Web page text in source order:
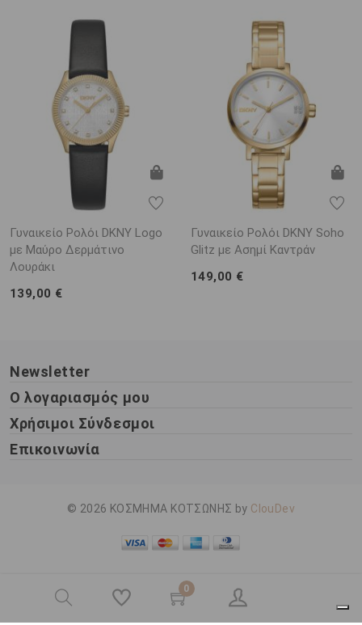
0
Γυναικείο Ρολόι DKNY Logo
με Μαύρο Δερμάτινο
Λουράκι
139,00 €
Γυναικείο Ρολόι DKNY Soho
Glitz με Ασημί Καντράν
149,00 €
Newsletter
Ο λογαριασμός μου
Χρήσιμοι Σύνδεσμοι
Επικοινωνία
© 2026 ΚΟΣΜΗΜΑ ΚΟΤΣΩΝΗΣ by ClouDev